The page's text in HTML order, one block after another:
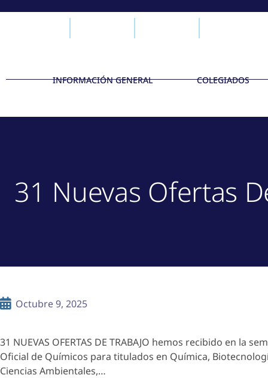
INFORMACIÓN GENERAL COLEGIADOS
31 Nuevas Ofertas
Octubre 9, 2025
31 NUEVAS OFERTAS DE TRABAJO hemos recibido en la
Oficial de Químicos para titulados en Química,
Ciencias Ambientales,…